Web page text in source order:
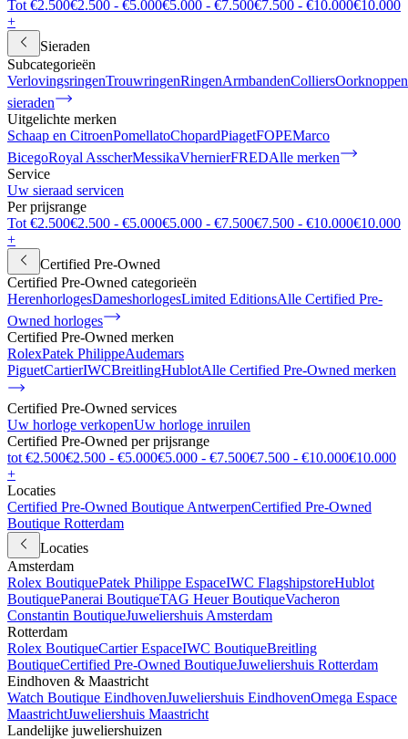
Tot €2.500€2.500 - €5.000€5.000 - €7.500€7.500 - €10.000€10.000
+
Sieraden
Subcategorieën
VerlovingsringenTrouwringenRingenArmbandenColliersOorknoppen
sieraden
Uitgelichte merken
Schaap en CitroenPomellatoChopardPiagetFOPEMarco
BicegoRoyal AsscherMessikaVhernierFREDAlle merken
Service
Uw sieraad servicen
Per prijsrange
Tot €2.500€2.500 - €5.000€5.000 - €7.500€7.500 - €10.000€10.000
+
Certified Pre-Owned
Certified Pre-Owned categorieën
HerenhorlogesDameshorlogesLimited EditionsAlle Certified Pre-
Owned horloges
Certified Pre-Owned merken
RolexPatek PhilippeAudemars
PiguetCartierIWCBreitlingHublotAlle Certified Pre-Owned merken
Certified Pre-Owned services
Uw horloge verkopenUw horloge inruilen
Certified Pre-Owned per prijsrange
tot €2.500€2.500 - €5.000€5.000 - €7.500€7.500 - €10.000€10.000
+
Locaties
Certified Pre-Owned Boutique AntwerpenCertified Pre-Owned
Boutique Rotterdam
Locaties
Amsterdam
Rolex BoutiquePatek Philippe EspaceIWC FlagshipstoreHublot
BoutiquePanerai BoutiqueTAG Heuer BoutiqueVacheron
Constantin BoutiqueJuweliershuis Amsterdam
Rotterdam
Rolex BoutiqueCartier EspaceIWC BoutiqueBreitling
BoutiqueCertified Pre-Owned BoutiqueJuweliershuis Rotterdam
Eindhoven & Maastricht
Watch Boutique EindhovenJuweliershuis EindhovenOmega Espace
MaastrichtJuweliershuis Maastricht
Landelijke juweliershuizen